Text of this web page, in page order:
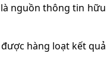
nguồn thông tin hữu
hàng loạt kết quả